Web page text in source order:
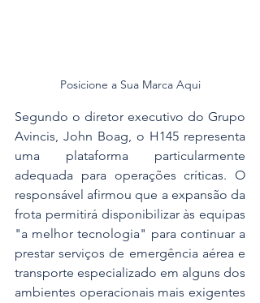
Posicione a Sua Marca Aqui
Segundo o diretor executivo do Grupo
Avincis, John Boag, o H145 representa
uma plataforma particularmente
adequada para operações críticas. O
responsável afirmou que a expansão da
frota permitirá disponibilizar às equipas
"a melhor tecnologia" para continuar a
prestar serviços de emergência aérea e
transporte especializado em alguns dos
ambientes operacionais mais exigentes